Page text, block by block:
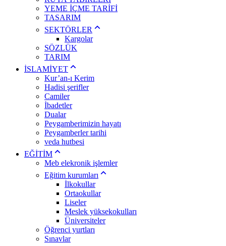
YEME İÇME TARİFİ
TASARIM
SEKTÖRLER
Kargolar
SÖZLÜK
TARIM
İSLAMİYET
Kur’an-ı Kerim
Hadisi şerifler
Camiler
İbadetler
Dualar
Peygamberimizin hayatı
Peygamberler tarihi
veda hutbesi
EĞİTİM
Meb elekronik işlemler
Eğitim kurumları
İlkokullar
Ortaokullar
Liseler
Meslek yüksekokulları
Üniversiteler
Öğrenci yurtları
Sınavlar